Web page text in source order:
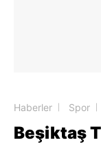
Haberler Spor
Beşiktaş